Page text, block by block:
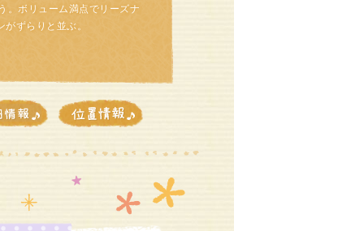
。ボリューム満点でリーズナ
ずらりと並ぶ。